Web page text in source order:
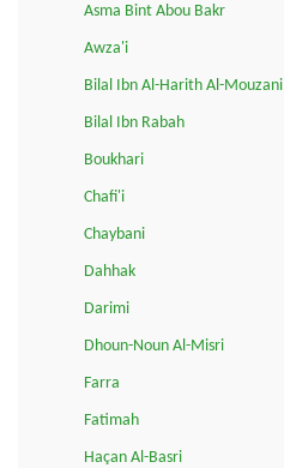
Asma Bint Abou Bakr
Awza'i
Bilal Ibn Al-Harith Al-Mouzani
Bilal Ibn Rabah
Boukhari
Chafi'i
Chaybani
Dahhak
Darimi
Dhoun-Noun Al-Misri
Farra
Fatimah
Haçan Al-Basri